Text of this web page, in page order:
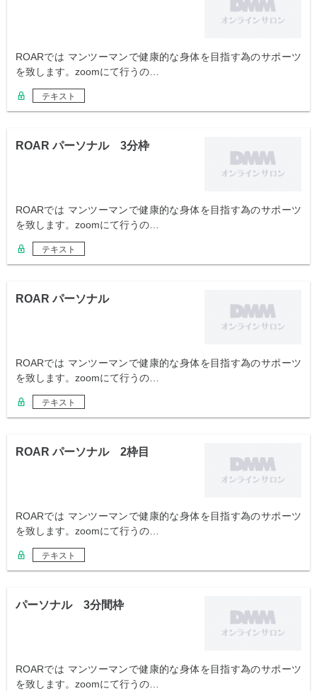
ROARでは マンツーマンで健康的な身体を目指す為のサポーツ
を致します。zoomにて行うの…
テキスト
ROAR パーソナル 3分枠
ROARでは マンツーマンで健康的な身体を目指す為のサポーツ
を致します。zoomにて行うの…
テキスト
ROAR パーソナル
ROARでは マンツーマンで健康的な身体を目指す為のサポーツ
を致します。zoomにて行うの…
テキスト
ROAR パーソナル 2枠目
ROARでは マンツーマンで健康的な身体を目指す為のサポーツ
を致します。zoomにて行うの…
テキスト
パーソナル 3分間枠
ROARでは マンツーマンで健康的な身体を目指す為のサポーツ
を致します。zoomにて行うの…